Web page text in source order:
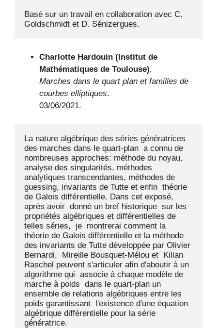
Basé sur un travail en collaboration avec C.
Goldschmidt et D. Sénizergues.
Charlotte Hardouin (Institut de
Mathématiques de Toulouse),
Marches dans le quart plan et familles de
courbes elliptiques.
03/06/2021.
La nature algébrique des séries génératrices
des marches dans le quart-plan  a connu de
nombreuses approches: méthode du noyau,
analyse des singularités, méthodes
analytiques transcendantes, méthodes de
guessing, invariants de Tutte et enfin  théorie
de Galois différentielle. Dans cet exposé,
après avoir  donné un bref historique  sur les
propriétés algébriques et différentielles de
telles séries,  je  montrerai comment la
théorie de Galois différentielle et la méthode
des invariants de Tutte développée par Olivier
Bernardi,  Mireille Bousquet-Mélou et  Kilian
Raschel peuvent s'articuler afin d'aboutir à un
algorithme qui  associe à chaque modèle de
marche à poids  dans le quart-plan un
ensemble de relations algébriques entre les
poids garantissant  l'existence d'une équation
algébrique différentielle pour la série
génératrice.